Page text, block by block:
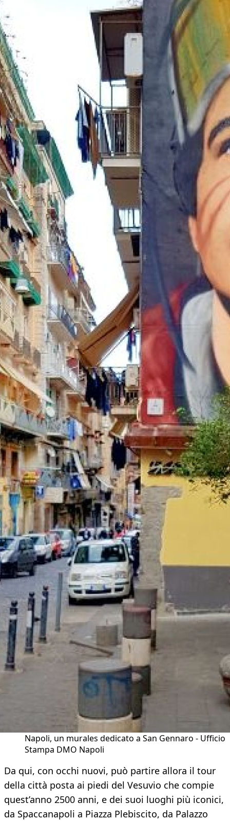
Napoli, un murales dedicato a San Gennaro - Ufficio
Stampa DMO Napoli
Da qui, con occhi nuovi, può partire allora il tour
della città posta ai piedi del Vesuvio che compie
quest’anno 2500 anni, e dei suoi luoghi più iconici,
da Spaccanapoli a Piazza Plebiscito, da Palazzo